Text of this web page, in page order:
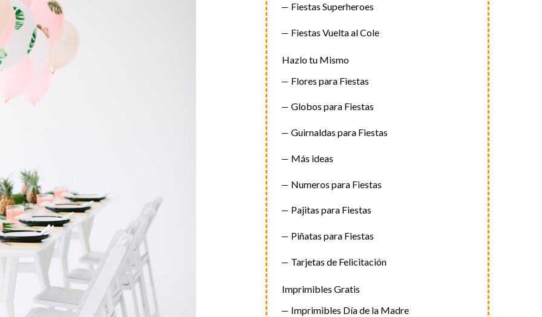
Fiestas Superheroes
Fiestas Vuelta al Cole
Hazlo tu Mismo
Flores para Fiestas
Globos para Fiestas
Guirnaldas para Fiestas
Más ideas
Numeros para Fiestas
Pajitas para Fiestas
Piñatas para Fiestas
Tarjetas de Felicitación
Imprimibles Gratis
Imprimibles Día de la Madre